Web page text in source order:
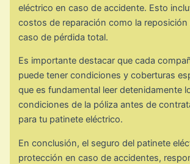
eléctrico en caso de accidente. Esto
costos de reparación como la reposición
caso de pérdida total.
Es importante destacar que cada
puede tener condiciones y coberturas
que es fundamental leer detenidamente
condiciones de la póliza antes de
para tu patinete eléctrico.
En conclusión, el seguro del patinete
protección en caso de accidentes,